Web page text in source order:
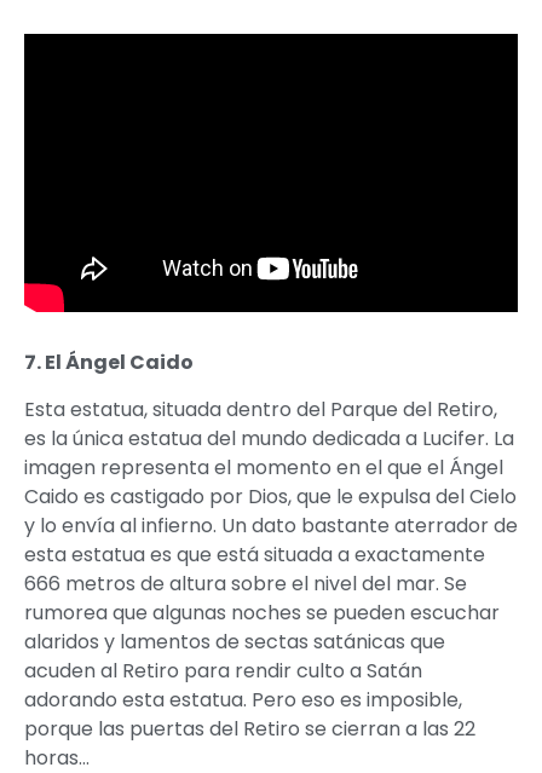
7. El Ángel Caido
Esta estatua, situada dentro del Parque del Retiro,
es la única estatua del mundo dedicada a Lucifer. La
imagen representa el momento en el que el Ángel
Caido es castigado por Dios, que le expulsa del Cielo
y lo envía al infierno. Un dato bastante aterrador de
esta estatua es que está situada a exactamente
666 metros de altura sobre el nivel del mar. Se
rumorea que algunas noches se pueden escuchar
alaridos y lamentos de sectas satánicas que
acuden al Retiro para rendir culto a Satán
adorando esta estatua. Pero eso es imposible,
porque las puertas del Retiro se cierran a las 22
horas…